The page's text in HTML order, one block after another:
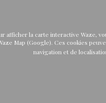
afficher la carte interactive Waze,
Map (Google). Ces cookies
navigation et de